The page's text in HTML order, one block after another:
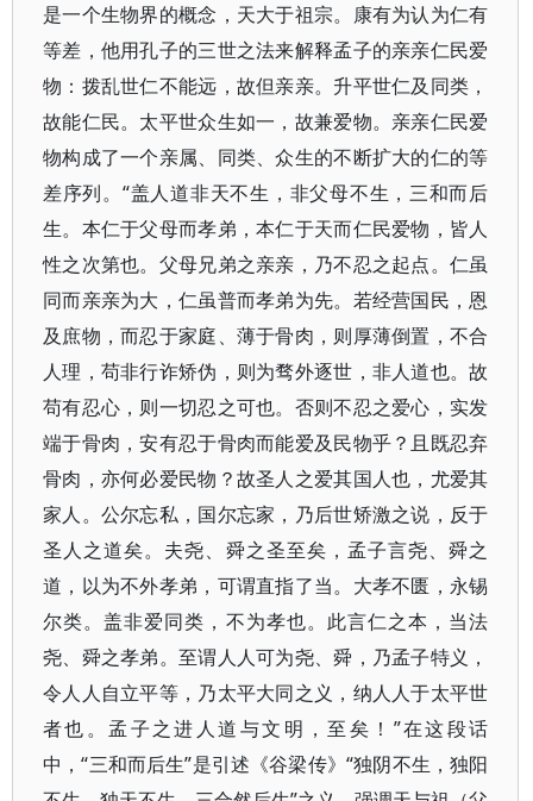
是一个生物界的概念，天大于祖宗。康有为认为仁有
等差，他用孔子的三世之法来解释孟子的亲亲仁民爱
物：拨乱世仁不能远，故但亲亲。升平世仁及同类，
故能仁民。太平世众生如一，故兼爱物。亲亲仁民爱
物构成了一个亲属、同类、众生的不断扩大的仁的等
差序列。“盖人道非天不生，非父母不生，三和而后
生。本仁于父母而孝弟，本仁于天而仁民爱物，皆人
性之次第也。父母兄弟之亲亲，乃不忍之起点。仁虽
同而亲亲为大，仁虽普而孝弟为先。若经营国民，恩
及庶物，而忍于家庭、薄于骨肉，则厚薄倒置，不合
人理，苟非行诈矫伪，则为骛外逐世，非人道也。故
苟有忍心，则一切忍之可也。否则不忍之爱心，实发
端于骨肉，安有忍于骨肉而能爱及民物乎？且既忍弃
骨肉，亦何必爱民物？故圣人之爱其国人也，尤爱其
家人。公尔忘私，国尔忘家，乃后世矫激之说，反于
圣人之道矣。夫尧、舜之圣至矣，孟子言尧、舜之
道，以为不外孝弟，可谓直指了当。大孝不匮，永锡
尔类。盖非爱同类，不为孝也。此言仁之本，当法
尧、舜之孝弟。至谓人人可为尧、舜，乃孟子特义，
令人人自立平等，乃太平大同之义，纳人人于太平世
者也。孟子之进人道与文明，至矣！”在这段话
中，“三和而后生”是引述《谷梁传》“独阴不生，独阳